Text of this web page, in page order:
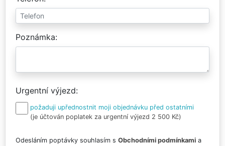
Poznámka
Urgentní výjezd
požaduji upřednostnit moji objednávku před ostatními
(je účtován poplatek za urgentní výjezd 2 500 Kč)
Odesláním poptávky souhlasím s Obchodními podmínkami a